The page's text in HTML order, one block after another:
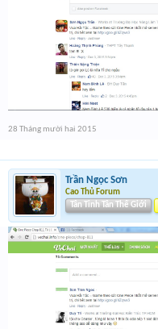
28 Tháng mười hai 2015
Trần Ngọc Sơn
Cao Thủ Forum
Tân Tinh Tân Thế Giới